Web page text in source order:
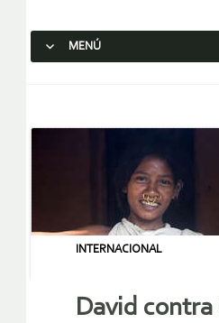
MENÚ
INTERNACIONAL
David contra